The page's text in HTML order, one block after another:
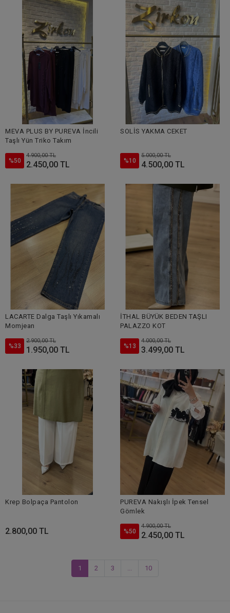
MEVA PLUS BY PUREVA İncili
Taşlı Yün Triko Takım
%50
4.900,00 TL
2.450,00 TL
SOLİS YAKMA CEKET
%10
5.000,00 TL
4.500,00 TL
LACARTE Dalga Taşlı Yıkamalı
Momjean
%33
2.900,00 TL
1.950,00 TL
İTHAL BÜYÜK BEDEN TAŞLI
PALAZZO KOT
%13
4.000,00 TL
3.499,00 TL
Krep Bolpaça Pantolon
2.800,00 TL
PUREVA Nakışlı İpek Tensel
Gömlek
%50
4.900,00 TL
2.450,00 TL
1 2 3 10